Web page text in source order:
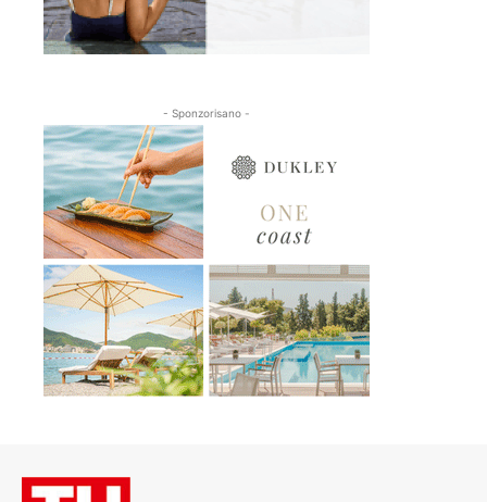
- Sponzorisano -